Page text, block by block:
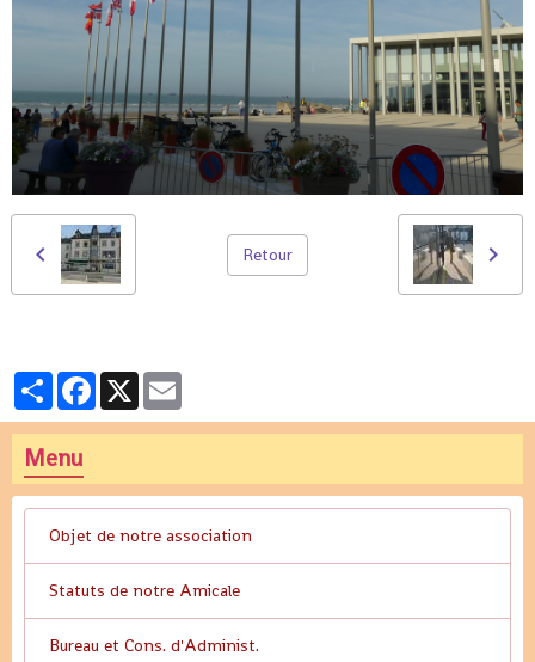
Retour
PartagerFacebook
X
Menu
Objet de notre association
Statuts de notre Amicale
Bureau et Cons. d'Administ.